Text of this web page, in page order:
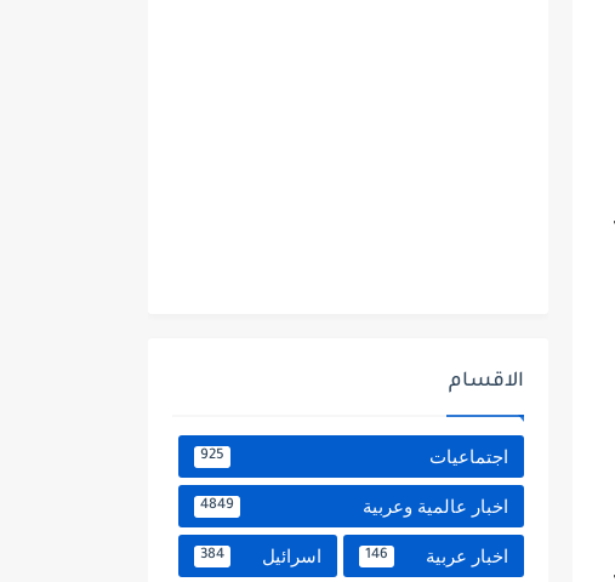
الاقسام
اجتماعيات 925
اخبار عالمية وعربية 4849
اخبار عربية 146 اسرائيل 384